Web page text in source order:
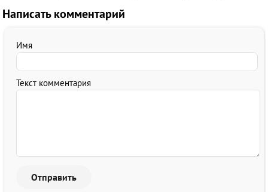
Написать комментарий
Имя
Текст комментария